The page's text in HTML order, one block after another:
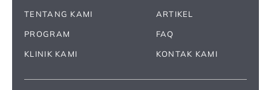
TENTANG KAMI
PROGRAM
KLINIK KAMI
ARTIKEL
FAQ
KONTAK KAMI